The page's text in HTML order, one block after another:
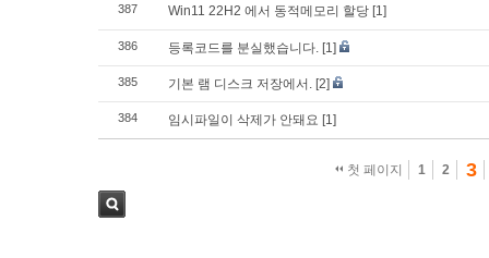
387 Win11 22H2 에서 동적메모리 할당 [1]
386 등록코드를 분실했습니다. [1]
385 기본 램 디스크 저장에서. [2]
384 임시파일이 삭제가 안돼요 [1]
첫 페이지 1 2 3